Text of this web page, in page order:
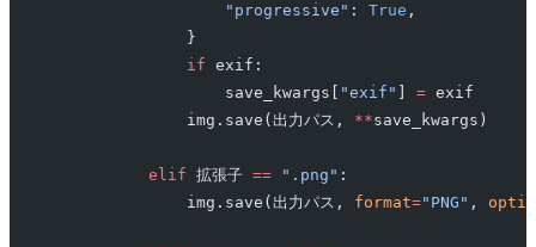
                    "progressive"
: True ,
                }
                if
exif:
                    save_kwargs[
"exif" = exif
                img.save(出力パス,
**save_kwargs)
            elif
拡張子 == ".png" :
                img.save(出力パス,
format="PNG" ,